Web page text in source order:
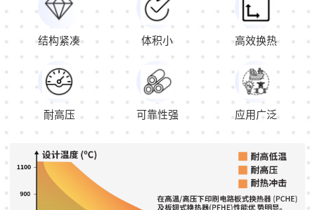
结构紧凑 体积小 高效换热
耐高压 可靠性强 应用广泛